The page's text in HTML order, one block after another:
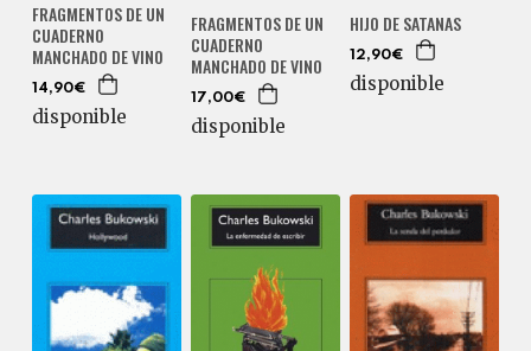
FRAGMENTOS DE UN
CUADERNO
MANCHADO DE VINO
14,90€
disponible
FRAGMENTOS DE UN
CUADERNO
MANCHADO DE VINO
17,00€
disponible
HIJO DE SATANAS
12,90€
disponible